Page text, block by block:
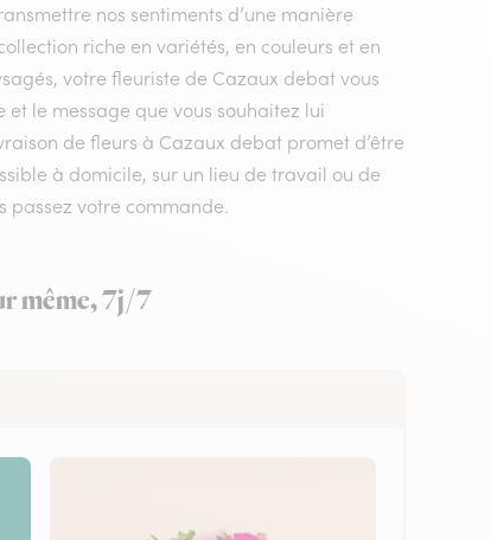
nos sentiments d’une manière
riche en variétés, en couleurs et en
votre fleuriste de Cazaux debat vous
le message que vous souhaitez lui
de fleurs à Cazaux debat promet d’être
à domicile, sur un lieu de travail ou de
passez votre commande.
même, 7j/7